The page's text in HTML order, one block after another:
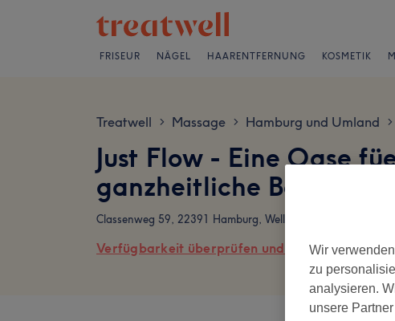
FRISEUR NÄGEL HAARENTFERNUNG KOSMETIK
Treatwell > Massage > Hamburg und Umland >
Just Flow - Eine Oase
ganzheitliche
Classenweg 59, 22391 Hamburg, Wellingsbüttel
Verfügbarkeit überprüfen und online buchen
Wir
zu
analysieren.
unsere